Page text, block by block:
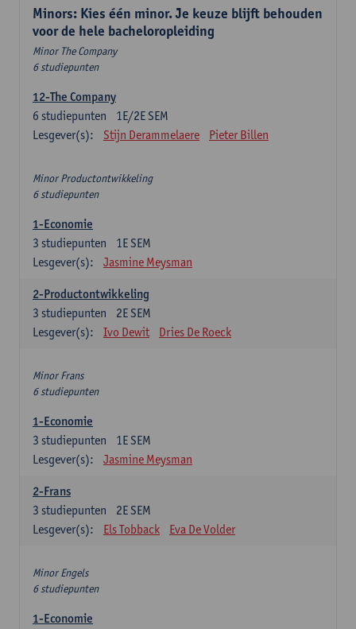
Minors: Kies één minor. Je keuze blijft behouden
voor de hele bacheloropleiding
Minor The Company
6 studiepunten
12-The Company
1E/2E SEM
6 studiepunten
Lesgever(s):
Stijn Derammelaere Pieter Billen
Minor Productontwikkeling
6 studiepunten
1-Economie
1E SEM
3 studiepunten
Lesgever(s):
Jasmine Meysman
2-Productontwikkeling
2E SEM
3 studiepunten
Lesgever(s):
Ivo Dewit Dries De Roeck
Minor Frans
6 studiepunten
1-Economie
1E SEM
3 studiepunten
Lesgever(s):
Jasmine Meysman
2-Frans
2E SEM
3 studiepunten
Lesgever(s):
Els Tobback Eva De Volder
Minor Engels
6 studiepunten
1-Economie